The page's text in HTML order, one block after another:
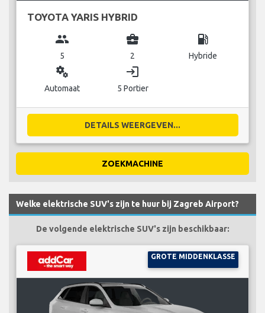
TOYOTA YARIS HYBRID
group
5
business_center
2
local_gas_station
Hybride
miscellaneous_services
Automaat
login
5 Portier
DETAILS WEERGEVEN...
ZOEKMACHINE
Welke elektrische SUV's zijn te huur bij Zagreb Airport?
De volgende elektrische SUV's zijn beschikbaar:
GROTE MIDDENKLASSE